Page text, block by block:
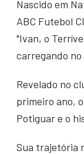
Nascido em
ABC Futebol
"Ivan, o
carregando
Revelado no
primeiro ano,
Potiguar e o
Sua trajetória